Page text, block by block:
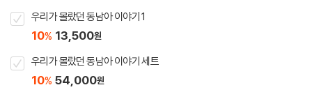
우리가 몰랐던 동남아 이야기 1
10% 13,500원
우리가 몰랐던 동남아 이야기 세트
10% 54,000원